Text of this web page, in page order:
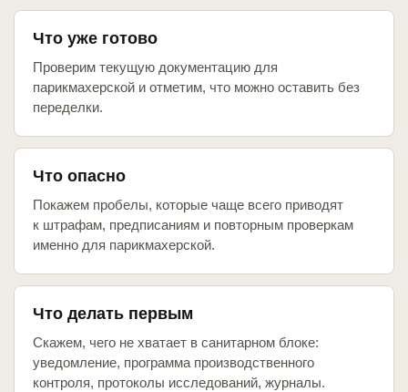
Что уже готово
Проверим текущую документацию для
парикмахерской и отметим, что можно оставить без
переделки.
Что опасно
Покажем пробелы, которые чаще всего приводят
к штрафам, предписаниям и повторным проверкам
именно для парикмахерской.
Что делать первым
Скажем, чего не хватает в санитарном блоке:
уведомление, программа производственного
контроля, протоколы исследований, журналы.